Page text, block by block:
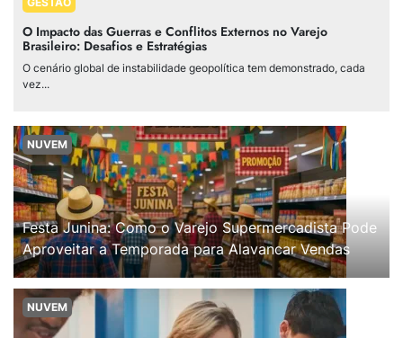
O Impacto das Guerras e Conflitos Externos no Varejo
Brasileiro: Desafios e Estratégias
O cenário global de instabilidade geopolítica tem demonstrado, cada
vez...
NUVEM
Festa Junina: Como o Varejo Supermercadista Pode
Aproveitar a Temporada para Alavancar Vendas
NUVEM